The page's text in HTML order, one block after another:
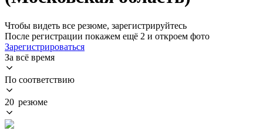
Чтобы видеть все резюме, зарегистрируйтесь
После регистрации покажем ещё 2 и откроем фото
Зарегистрироваться
За всё время
По соответствию
20 резюме